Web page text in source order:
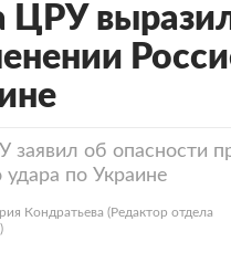
ЦРУ
заявил об опасности
удара по Украине
Кондратьева (Редактор отдела